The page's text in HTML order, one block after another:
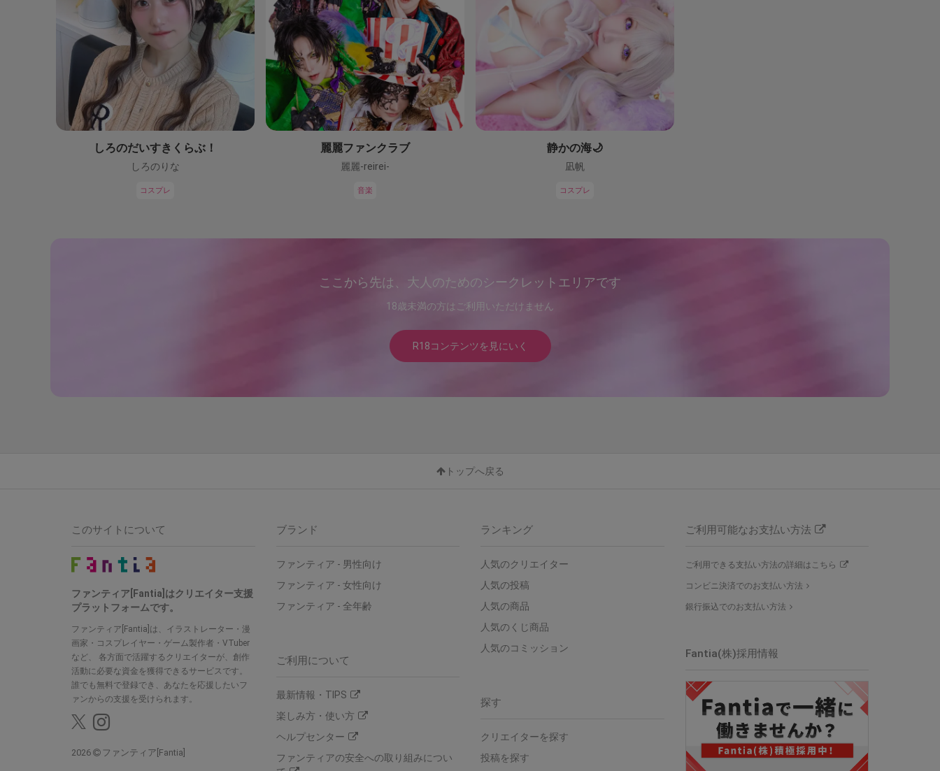
しろのだいすきくらぶ！
しろのりな
コスプレ
麗麗ファンクラブ
麗麗-reirei-
音楽
静かの海🌙
凪帆
コスプレ
ここから先は、大人のためのシークレットエリアです
18歳未満の方はご利用いただけません
R18コンテンツを見にいく
トップへ戻る
ブランド
ファンティア - 男性向け
ファンティア - 女性向け
ファンティア - 全年齢
ご利用について
最新情報・TIPS
楽しみ方・使い方
ヘルプセンター
ファンティアの安全への取り組みについ
ランキング
人気のクリエイター
人気の投稿
人気の商品
人気のくじ商品
人気のコミッション
探す
クリエイターを探す
投稿を探す
ご利用可能なお支払い方法
ご利用できる支払い方法の詳細はこちら
コンビニ決済でのお支払い方法
銀行振込でのお支払い方法
Fantia(株)採用情報
このサイトについて
ファンティア[Fantia]はクリエイター支援
プラットフォームです。
ファンティア[Fantia]は、イラストレーター・漫
画家・コスプレイヤー・ゲーム製作者・VTuber
など、 各方面で活躍するクリエイターが、創作
活動に必要な資金を獲得できるサービスです。
誰でも無料で登録でき、あなたを応援したいフ
ァンからの支援を受けられます。
2026 ファンティア[Fantia]